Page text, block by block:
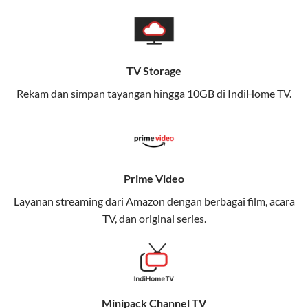
memungkinkan Anda menikmati internet cepat baik
di rumah maupun saat bepergian.
Dengan Telkomsel One, Anda tidak terikat pada satu
teknologi jaringan tertentu, sehingga bisa menikmati
Keunggulan Telkomsel One
Nikmati kecepatan internet super cepat untuk
streaming, gaming, dan bekerja dari rumah.
Memudahkan Anda dalam mengelola jaringan dan
meningkatkan keamanan.
Kuota Keluarga
TV Storage
Rekam dan simpan tayangan hingga 10GB di IndiHome TV.
Prime Video
Layanan streaming dari Amazon dengan berbagai film, acara
TV, dan original series.
Minipack Channel TV